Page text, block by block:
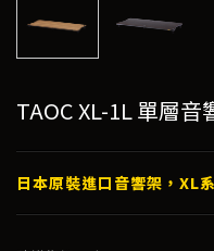
TAOC XL-1L 單層音
日本原裝進口音響架，XL